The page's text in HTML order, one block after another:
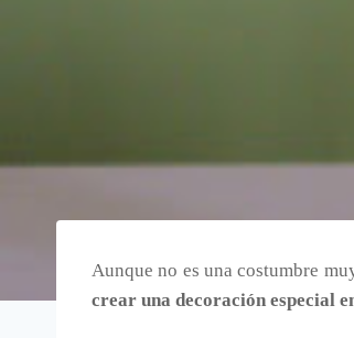
Aunque no es una costumbre
crear una decoración especial